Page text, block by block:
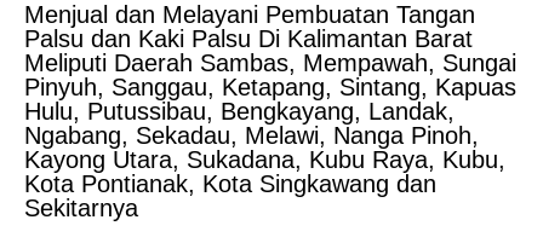
Menjual dan Melayani Pembuatan Tangan
Palsu dan Kaki Palsu Di Kalimantan Barat
Meliputi Daerah Sambas, Mempawah, Sungai
Pinyuh, Sanggau, Ketapang, Sintang, Kapuas
Hulu, Putussibau, Bengkayang, Landak,
Ngabang, Sekadau, Melawi, Nanga Pinoh,
Kayong Utara, Sukadana, Kubu Raya, Kubu,
Kota Pontianak, Kota Singkawang dan
Sekitarnya